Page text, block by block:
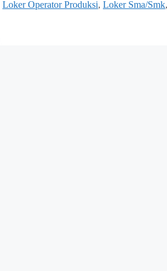
Loker Operator Produksi, Loker Sma/Smk,